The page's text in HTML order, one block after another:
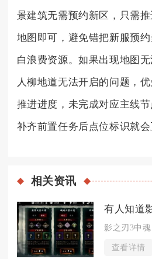
景建筑无需预约新区，只需
地图即可，避免错把新服预
白浪费资源。如果出现地图
人柳地道无法开启的问题，
推进进度，未完成对应主线节
补齐前置任务后点位标识就会
相关资讯
查看详情